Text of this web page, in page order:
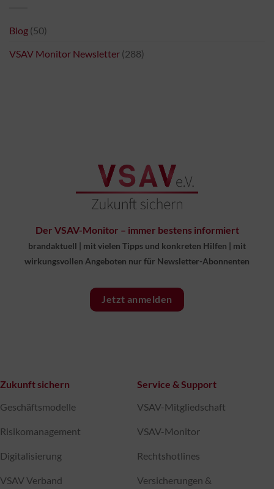
Blog (50)
VSAV Monitor Newsletter (288)
Der VSAV-Monitor – immer bestens informiert
brandaktuell | mit vielen Tipps und konkreten Hilfen | mit
wirkungsvollen Angeboten nur für Newsletter-Abonnenten
Jetzt anmelden
Zukunft sichern
Geschäftsmodelle
Risikomanagement
Digitalisierung
VSAV Verband
Service & Support
VSAV-Mitgliedschaft
VSAV-Monitor
Rechtshotlines
Versicherungen &